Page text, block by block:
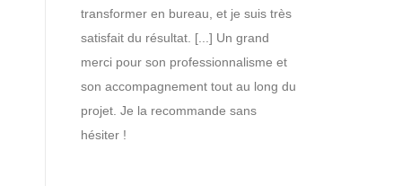
transformer en bureau, et je suis très
satisfait du résultat. [...] Un grand
merci pour son professionnalisme et
son accompagnement tout au long du
projet. Je la recommande sans
hésiter !